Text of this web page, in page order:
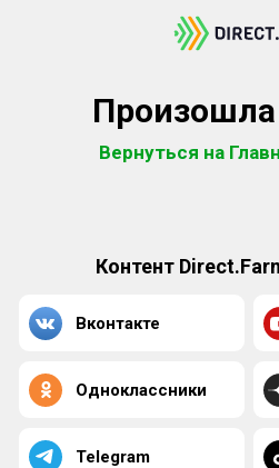
Вернуться на
Контент
Вконтакте
Одноклассники
Telegram